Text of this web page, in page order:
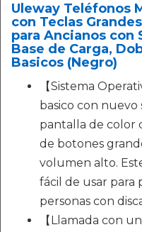
Uleway Teléfonos
con Teclas
para Ancianos con
Base de Carga,
Basicos (Negro)
【Sistema
basico con nuevo
pantalla de color
de botones
volumen alto.
fácil de usar para
personas con
【Llamada con